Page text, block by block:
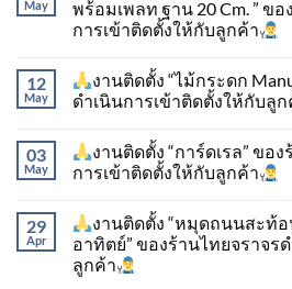
May
พร้อมเพลท ฐาน 20 Cm. ” ข
การเข้าติดตั้ง​ให้กับลูกค้า
12
May
งานติดตั้ง “ไม้กระดก
ดำเนินการเข้าติดตั้ง​ให้กับลูก
03
May
งานติดตั้ง “การ์ดเรล” ขอ
การเข้าติดตั้ง​ให้กับลูกค้า
29
Apr
งานติดตั้ง “หมุดถนนสะท้
อาทิตย์” ของร้านไทยจราจร
ลูกค้า